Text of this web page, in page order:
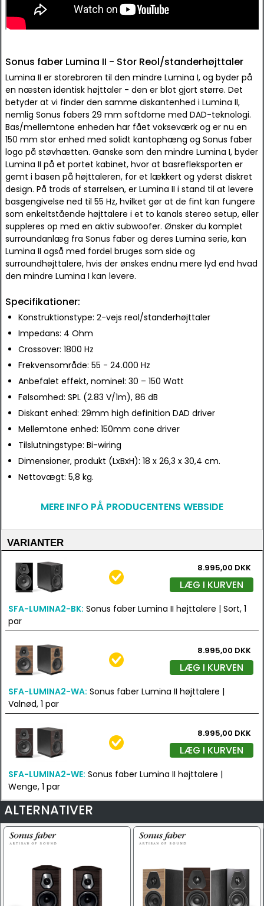
Sonus faber Lumina II - Stor Reol/standerhøjttaler
Lumina II er storebroren til den mindre Lumina I, og byder på
en næsten identisk højttaler - den er blot gjort større. Det
betyder at vi finder den samme diskantenhed i Lumina II,
nemlig Sonus fabers 29 mm softdome med DAD-teknologi.
Bas/mellemtone enheden har fået vokseværk og er nu en
150 mm stor enhed med solidt kantophæng og Sonus faber
logo på støvhætten. Ganske som den mindre Lumina I, byder
Lumina II på et portet kabinet, hvor at basrefleksporten er
gemt i basen på højttaleren, for et lækkert og yderst diskret
design. På trods af størrelsen, er Lumina II i stand til at levere
basgengivelse ned til 55 Hz, hvilket gør at de fint kan fungere
som enkeltstående højttalere i et to kanals stereo setup, eller
suppleres op med en aktiv subwoofer. Ønsker du komplet
surroundanlæg fra Sonus faber og deres Lumina serie, kan
Lumina II også med fordel bruges som side og
surroundhøjttalere, hvis der ønskes endnu mere lyd end hvad
den mindre Lumina I kan levere.
Specifikationer:
Konstruktionstype: 2-vejs reol/standerhøjttaler
Impedans: 4 Ohm
Crossover: 1800 Hz
Frekvensområde: 55 - 24.000 Hz
Anbefalet effekt, nominel: 30 – 150 Watt
Følsomhed: SPL (2.83 V/1m), 86 dB
Diskant enhed: 29mm high definition DAD driver
Mellemtone enhed: 150mm cone driver
Tilslutningstype: Bi-wiring
Dimensioner, produkt (LxBxH): 18 x 26,3 x 30,4 cm.
Nettovægt: 5,8 kg.
MERE INFO PÅ PRODUCENTENS WEBSIDE
VARIANTER
8.995,00 DKK
LÆG I KURVEN
SFA-LUMINA2-BK: Sonus faber Lumina II højttalere | Sort, 1
par
8.995,00 DKK
LÆG I KURVEN
SFA-LUMINA2-WA: Sonus faber Lumina II højttalere |
Valnød, 1 par
8.995,00 DKK
LÆG I KURVEN
SFA-LUMINA2-WE: Sonus faber Lumina II højttalere |
Wenge, 1 par
ALTERNATIVER